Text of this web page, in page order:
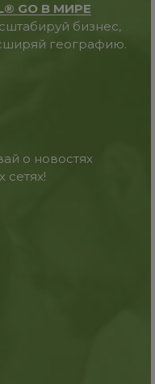
GO В МИРЕ
бизнес,
географию.
о новостях
сетях!